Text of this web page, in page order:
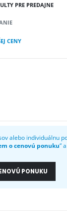
PRE PREDAJNE
CENY
alebo individuálnu
o cenovú ponuku“
PONUKU